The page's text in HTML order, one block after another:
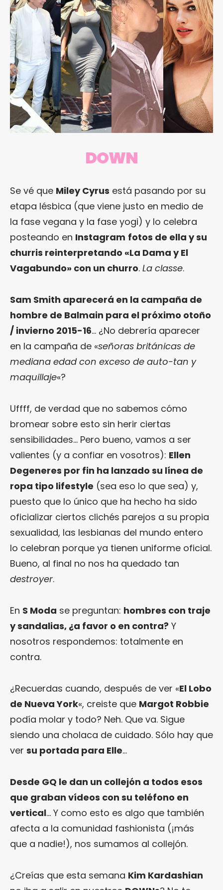
DOWN
Se vé que Miley Cyrus está pasando por su
etapa lésbica (que viene justo en medio de
la fase vegana y la fase yogi) y lo celebra
posteando en Instagram fotos de ella y su
churris reinterpretando «La Dama y El
Vagabundo» con un churro. La classe.
Sam Smith aparecerá en la campaña de
hombre de Balmain para el próximo otoño
/ invierno 2015-16… ¿No debrería aparecer
en la campaña de «señoras británicas de
mediana edad con exceso de auto-tan y
maquillaje«?
Uffff, de verdad que no sabemos cómo
bromear sobre esto sin herir ciertas
sensibilidades… Pero bueno, vamos a ser
valientes (y a confiar en vosotros): Ellen
Degeneres por fin ha lanzado su línea de
ropa tipo lifestyle (sea eso lo que sea) y,
puesto que lo único que ha hecho ha sido
oficializar ciertos clichés parejos a su propia
sexualidad, las lesbianas del mundo entero
lo celebran porque ya tienen uniforme oficial.
Bueno, al final no nos ha quedado tan
destroyer.
En S Moda se preguntan: hombres con traje
y sandalias, ¿a favor o en contra? Y
nosotros respondemos: totalmente en
contra.
¿Recuerdas cuando, después de ver «El Lobo
de Nueva York«, creiste que Margot Robbie
podía molar y todo? Neh. Que va. Sigue
siendo una cholaca de cuidado. Sólo hay que
ver su portada para Elle…
Desde GQ le dan un collejón a todos esos
que graban vídeos con su teléfono en
vertical… Y como esto es algo que también
afecta a la comunidad fashionista (¡más
que a nadie!), nos sumamos al collejón.
¿Creías que esta semana Kim Kardashian